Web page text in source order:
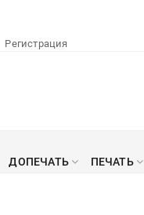
Регистрация
ДОПЕЧАТЬ ПЕЧАТЬ